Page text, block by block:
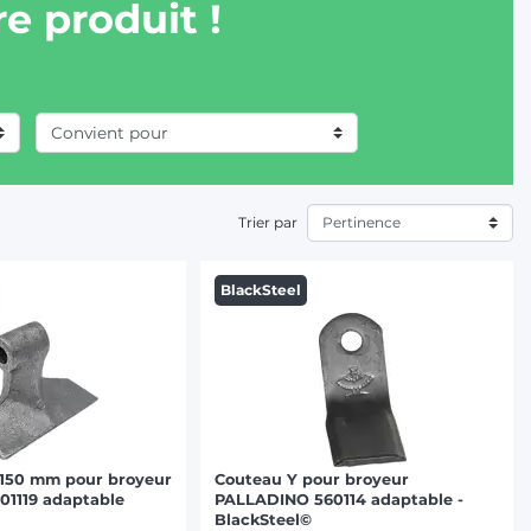
produit !
Trier par
mm pour broyeur
adaptable
BlackSteel
Couteau Y pour broyeur
PALLADINO 560114 adaptable -
BlackSteel©